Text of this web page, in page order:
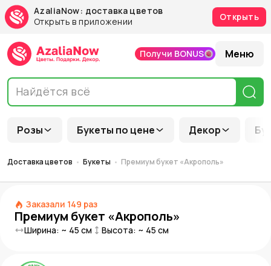
AzaliaNow: доставка цветов
Открыть в приложении
Открыть
Розы Букеты по цене Декор
Получи BONUS Меню
Доставка цветов Букеты Премиум букет «Акрополь»
Заказали 149 раз
Премиум букет «Акрополь»
Ширина: ~ 45 см Высота: ~ 45 см